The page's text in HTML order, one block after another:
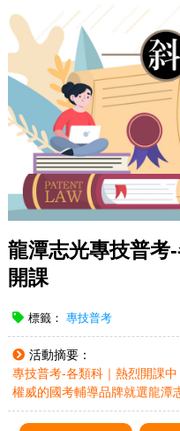
龍潭志光專技普考
開課
標籤： 專技普考
活動摘要：
專技普考-各類科｜熱烈開課
權威的國考輔導品牌就選龍潭